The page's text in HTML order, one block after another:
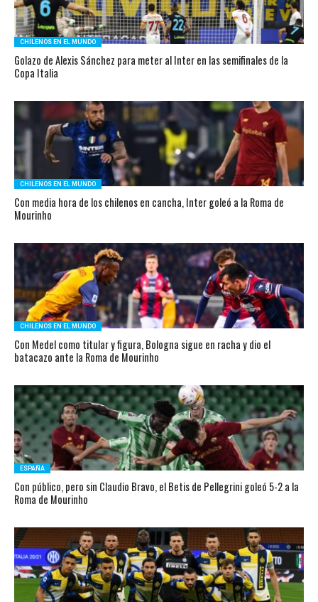
CHILENOS EN EL MUNDO
Golazo de Alexis Sánchez para meter al Inter en las semifinales de la
Copa Italia
CHILENOS EN EL MUNDO
Con media hora de los chilenos en cancha, Inter goleó a la Roma de
Mourinho
CHILENOS EN EL MUNDO
Con Medel como titular y figura, Bologna sigue en racha y dio el
batacazo ante la Roma de Mourinho
ESPAÑA
Con público, pero sin Claudio Bravo, el Betis de Pellegrini goleó 5-2 a la
Roma de Mourinho